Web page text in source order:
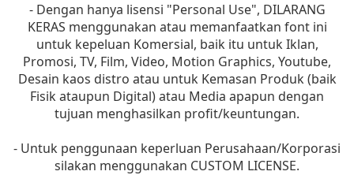
- Dengan hanya lisensi "Personal Use", DILARANG
KERAS menggunakan atau memanfaatkan font ini
untuk kepeluan Komersial, baik itu untuk Iklan,
Promosi, TV, Film, Video, Motion Graphics, Youtube,
Desain kaos distro atau untuk Kemasan Produk (baik
Fisik ataupun Digital) atau Media apapun dengan
tujuan menghasilkan profit/keuntungan.
- Untuk penggunaan keperluan Perusahaan/Korporasi
silakan menggunakan CUSTOM LICENSE.